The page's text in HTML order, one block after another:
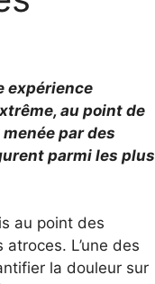
expérience
au point de
par des
parmi les plus
au point des
L’une des
la douleur sur